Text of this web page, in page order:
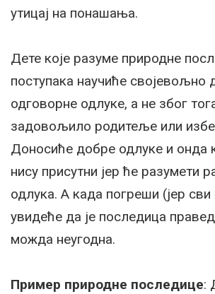
утицај на понашања.
Дете које разуме природне
поступака научиће својевољно
одговорне одлуке, а не због
задовољило родитеље или
Доносиће добре одлуке и онда
нису присутни јер ће разумети
одлука. А када погреши (јер
увидеће да је последица
можда неугодна.
Пример природне последице: